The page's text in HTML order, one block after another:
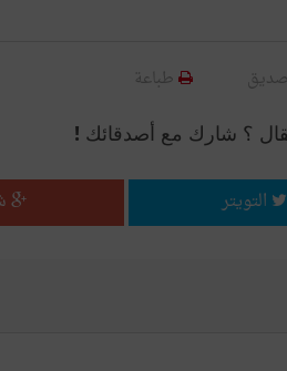
طباعة
؟ شارك مع أصدقائك !
التويتر